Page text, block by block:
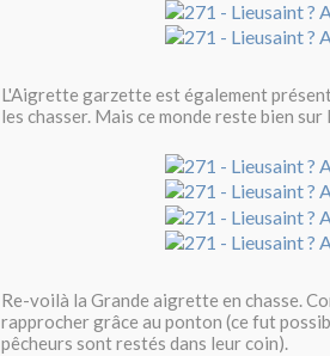
L'Aigrette garzette est également
les chasser. Mais ce monde reste bien sur
Re-voilà la Grande aigrette en chasse.
rapprocher grâce au ponton (ce fut
pêcheurs sont restés dans leur coin).